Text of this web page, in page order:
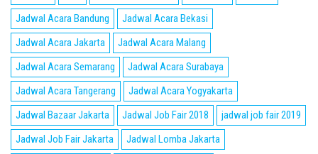
Jadwal Acara Bandung
Jadwal Acara Bekasi
Jadwal Acara Jakarta
Jadwal Acara Malang
Jadwal Acara Semarang
Jadwal Acara Surabaya
Jadwal Acara Tangerang
Jadwal Acara Yogyakarta
Jadwal Bazaar Jakarta
Jadwal Job Fair 2018
jadwal job fair 2019
Jadwal Job Fair Jakarta
Jadwal Lomba Jakarta